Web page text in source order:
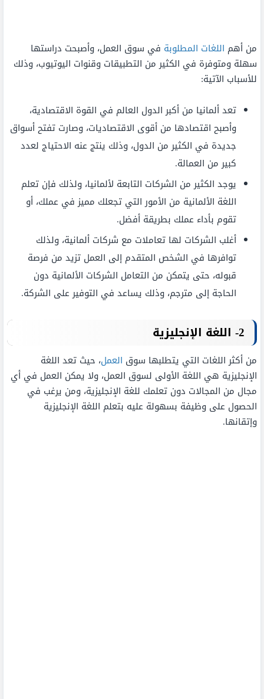
من أهم اللغات المطلوبة في سوق العمل، وأصبحت دراستها
سهلة ومتوفرة في الكثير من التطبيقات وقنوات اليوتيوب، وذلك
للأسباب الآتية:
تعد ألمانيا من أكبر الدول العالم في القوة الاقتصادية،
وأصبح اقتصادها من أقوى الاقتصاديات، وصارت تفتح أسواق
جديدة في الكثير من الدول، وذلك ينتج عنه الاحتياج لعدد
كبير من العمالة.
يوجد الكثير من الشركات التابعة لألمانيا، ولذلك فإن تعلم
اللغة الألمانية من الأمور التي تجعلك مميز في عملك، أو
تقوم بأداء عملك بطريقة أفضل.
أغلب الشركات لها تعاملات مع شركات ألمانية، ولذلك
توافرها في الشخص المتقدم إلى العمل تزيد من فرصة
قبوله، حتى يتمكن من التعامل الشركات الألمانية دون
الحاجة إلى مترجم، وذلك يساعد في التوفير على الشركة.
2- اللغة الإنجليزية
من أكثر اللغات التي يتطلبها سوق العمل، حيث تعد اللغة
الإنجليزية هي اللغة الأولى لسوق العمل، ولا يمكن العمل في أي
مجال من المجالات دون تعلمك للغة الإنجليزية، ومن يرغب في
الحصول على وظيفة بسهولة عليه بتعلم اللغة الإنجليزية
وإتقانها.